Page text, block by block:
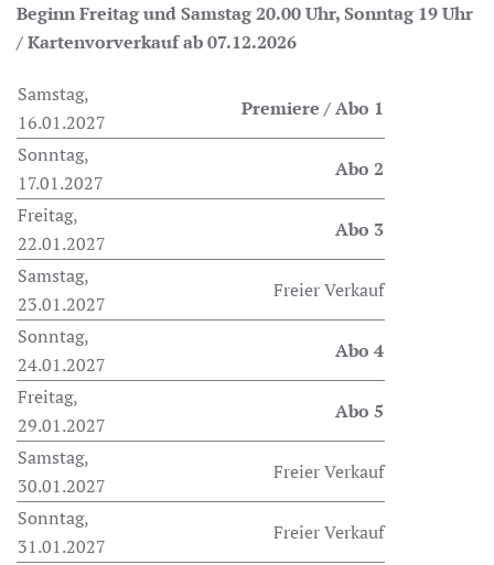
Beginn Freitag und Samstag 20.00 Uhr, Sonntag 19 Uhr
/ Kartenvorverkauf ab 07.12.2026
Samstag,
16.01.2027
Premiere / Abo 1
Sonntag,
17.01.2027
Abo 2
Freitag,
22.01.2027
Abo 3
Samstag,
23.01.2027
Freier Verkauf
Sonntag,
24.01.2027
Abo 4
Freitag,
29.01.2027
Abo 5
Samstag,
30.01.2027
Freier Verkauf
Sonntag,
31.01.2027
Freier Verkauf